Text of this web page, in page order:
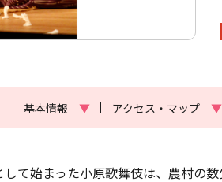
基本情報 ▼ アクセス・マップ ▼
て始まった小原歌舞伎は、農村の